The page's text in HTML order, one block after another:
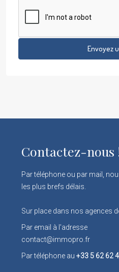
Envoyez
Contactez-nous
Par téléphone ou par mail,
les plus brefs délais.
Sur place dans nos agences
Par email à l'adresse
contact@immopro.fr
Par téléphone au +33 5 62 62